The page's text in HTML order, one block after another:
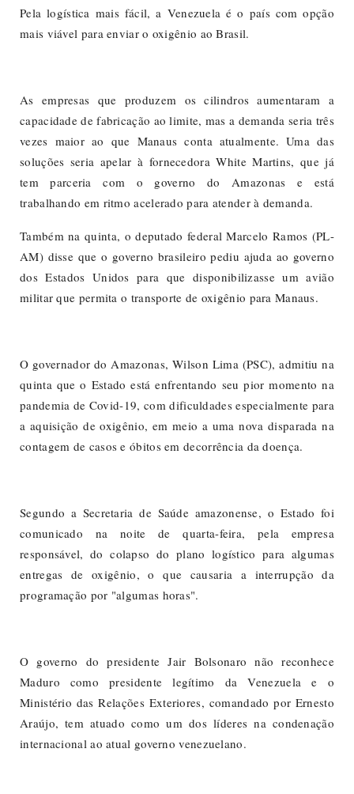
Pela logística mais fácil, a Venezuela é o país com opção
mais viável para enviar o oxigênio ao Brasil.
As empresas que produzem os cilindros aumentaram a
capacidade de fabricação ao limite, mas a demanda seria três
vezes maior ao que Manaus conta atualmente. Uma das
soluções seria apelar à fornecedora White Martins, que já
tem parceria com o governo do Amazonas e está
trabalhando em ritmo acelerado para atender à demanda.
Também na quinta, o deputado federal Marcelo Ramos (PL-
AM) disse que o governo brasileiro pediu ajuda ao governo
dos Estados Unidos para que disponibilizasse um avião
militar que permita o transporte de oxigênio para Manaus.
O governador do Amazonas, Wilson Lima (PSC), admitiu na
quinta que o Estado está enfrentando seu pior momento na
pandemia de Covid-19, com dificuldades especialmente para
a aquisição de oxigênio, em meio a uma nova disparada na
contagem de casos e óbitos em decorrência da doença.
Segundo a Secretaria de Saúde amazonense, o Estado foi
comunicado na noite de quarta-feira, pela empresa
responsável, do colapso do plano logístico para algumas
entregas de oxigênio, o que causaria a interrupção da
programação por "algumas horas".
O governo do presidente Jair Bolsonaro não reconhece
Maduro como presidente legítimo da Venezuela e o
Ministério das Relações Exteriores, comandado por Ernesto
Araújo, tem atuado como um dos líderes na condenação
internacional ao atual governo venezuelano.